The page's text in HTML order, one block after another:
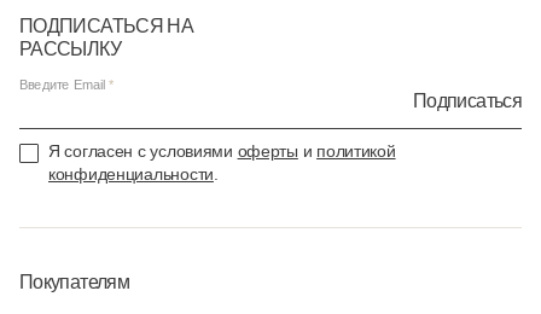
ПОДПИСАТЬСЯ НА
РАССЫЛКУ
Введите Email
Подписаться
Я согласен с условиями оферты и политикой
конфиденциальности
Покупателям